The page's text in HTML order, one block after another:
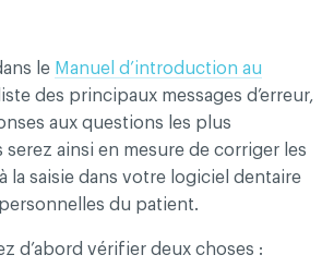
le Manuel d’introduction au
des principaux messages d’erreur,
aux questions les plus
serez ainsi en mesure de corriger les
la saisie dans votre logiciel dentaire
du patient.
d’abord vérifier deux choses :
dentistes du Québec © 2026
et politique de confidentialité